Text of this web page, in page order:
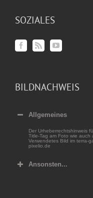
SOZIALES
BILDNACHWEIS
Allgemeines
Der Urheberrechtshinweis
Title-Tag am Foto wie auch
Verwendetes Bild im terra-
pixelio.de
Ansonsten...